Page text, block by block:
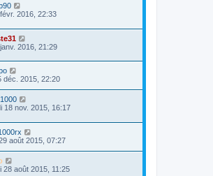
2016, 22:33
2016, 21:29
déc. 2015, 22:20
18 nov. 2015, 16:17
août 2015, 07:27
28 août 2015, 11:25